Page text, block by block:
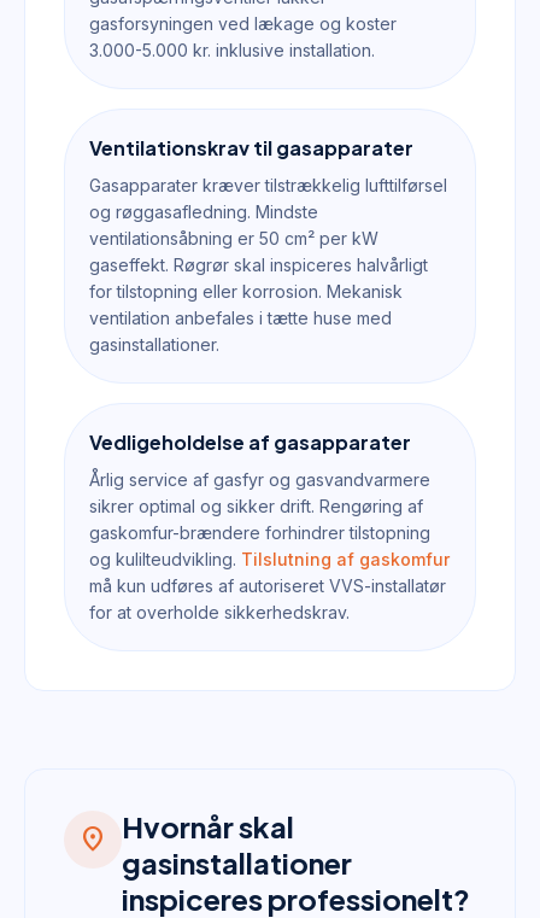
gasforsyningen ved lækage og koster
3.000-5.000 kr. inklusive installation.
Ventilationskrav til gasapparater
Gasapparater kræver tilstrækkelig lufttilførsel
og røggasafledning. Mindste
ventilationsåbning er 50 cm² per kW
gaseffekt. Røgrør skal inspiceres halvårligt
for tilstopning eller korrosion. Mekanisk
ventilation anbefales i tætte huse med
gasinstallationer.
Vedligeholdelse af gasapparater
Årlig service af gasfyr og gasvandvarmere
sikrer optimal og sikker drift. Rengøring af
gaskomfur-brændere forhindrer tilstopning
og kulilteudvikling. Tilslutning af gaskomfur
må kun udføres af autoriseret VVS-installatør
for at overholde sikkerhedskrav.
location_on
Hvornår skal
gasinstallationer
inspiceres professionelt?